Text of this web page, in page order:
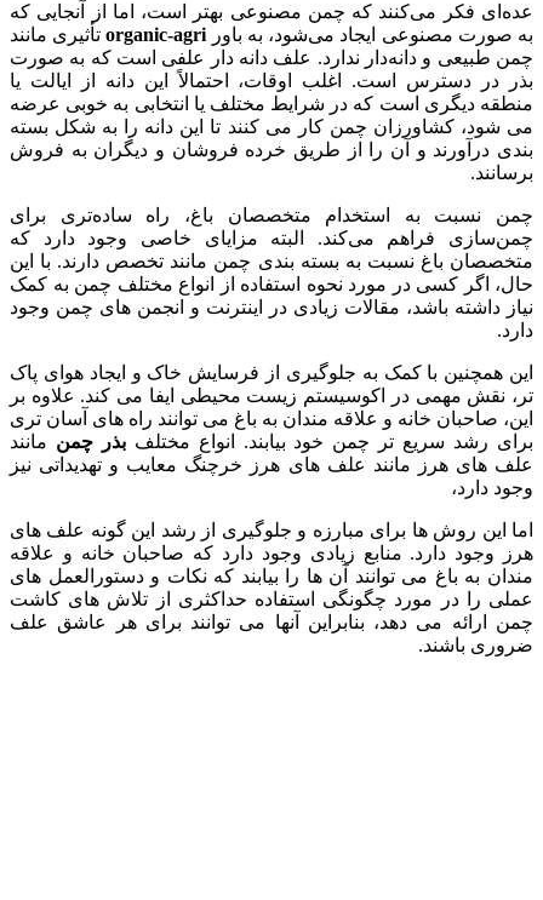
عده‌ای فکر می‌کنند که چمن مصنوعی بهتر است، اما از آنجایی که
به صورت مصنوعی ایجاد می‌شود، به باور organic-agriتأثیری مانند
چمن طبیعی و دانه‌دار ندارد. علف دانه دار علفی است که به صورت
بذر در دسترس است. اغلب اوقات، احتمالاً این دانه از ایالت یا
منطقه دیگری است که در شرایط مختلف یا انتخابی به خوبی عرضه
می شود، کشاورزان چمن کار می کنند تا این دانه را به شکل بسته
بندی درآورند و آن را از طریق خرده فروشان و دیگران به فروش
برسانند.
چمن نسبت به استخدام متخصصان باغ، راه ساده‌تری برای
چمن‌سازی فراهم می‌کند. البته مزایای خاصی وجود دارد که
متخصصان باغ نسبت به بسته بندی چمن مانند تخصص دارند. با این
حال، اگر کسی در مورد نحوه استفاده از انواع مختلف چمن به کمک
نیاز داشته باشد، مقالات زیادی در اینترنت و انجمن های چمن وجود
دارد.
این همچنین با کمک به جلوگیری از فرسایش خاک و ایجاد هوای پاک
تر، نقش مهمی در اکوسیستم زیست محیطی ایفا می کند. علاوه بر
این، صاحبان خانه و علاقه مندان به باغ می توانند راه های آسان تری
برای رشد سریع تر چمن خود بیابند. انواع مختلفبذر چمن مانند
علف های هرز مانند علف های هرز خرچنگ معایب و تهدیداتی نیز
وجود دارد،
اما این روش ها برای مبارزه و جلوگیری از رشد این گونه علف های
هرز وجود دارد. منابع زیادی وجود دارد که صاحبان خانه و علاقه
مندان به باغ می توانند آن ها را بیابند که نکات و دستورالعمل های
عملی را در مورد چگونگی استفاده حداکثری از تلاش های کاشت
چمن ارائه می دهد، بنابراین آنها می توانند برای هر عاشق علف
ضروری باشند.